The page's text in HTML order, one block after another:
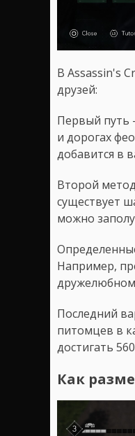
В Assassin's
друзей:
Первый путь
и дорогах
добавится в
Второй
существует
можно
Например,
Последний
питомцев в
достигать
Как